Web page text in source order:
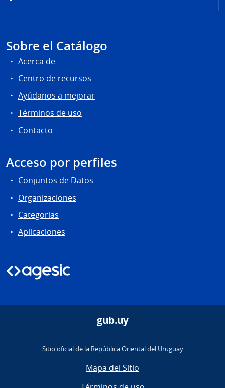
Sobre el Catálogo
Acerca de
Centro de recursos
Ayúdanos a mejorar
Términos de uso
Contacto
Acceso por perfiles
Conjuntos de Datos
Organizaciones
Categorias
Aplicaciones
gub.uy
Sitio oficial de la República Oriental del Uruguay
Mapa del Sitio